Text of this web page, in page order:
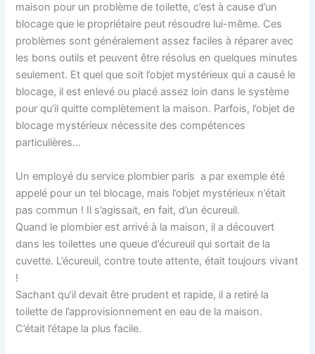
maison pour un problème de toilette, c’est à cause d’un
blocage que le propriétaire peut résoudre lui-même. Ces
problèmes sont généralement assez faciles à réparer avec
les bons outils et peuvent être résolus en quelques minutes
seulement. Et quel que soit l’objet mystérieux qui a causé le
blocage, il est enlevé ou placé assez loin dans le système
pour qu’il quitte complètement la maison. Parfois, l’objet de
blocage mystérieux nécessite des compétences
particulières…
Un employé du service plombier paris a par exemple été
appelé pour un tel blocage, mais l’objet mystérieux n’était
pas commun ! Il s’agissait, en fait, d’un écureuil.
Quand le plombier est arrivé à la maison, il a découvert
dans les toilettes une queue d’écureuil qui sortait de la
cuvette. L’écureuil, contre toute attente, était toujours vivant
!
Sachant qu’il devait être prudent et rapide, il a retiré la
toilette de l’approvisionnement en eau de la maison.
C’était l’étape la plus facile.